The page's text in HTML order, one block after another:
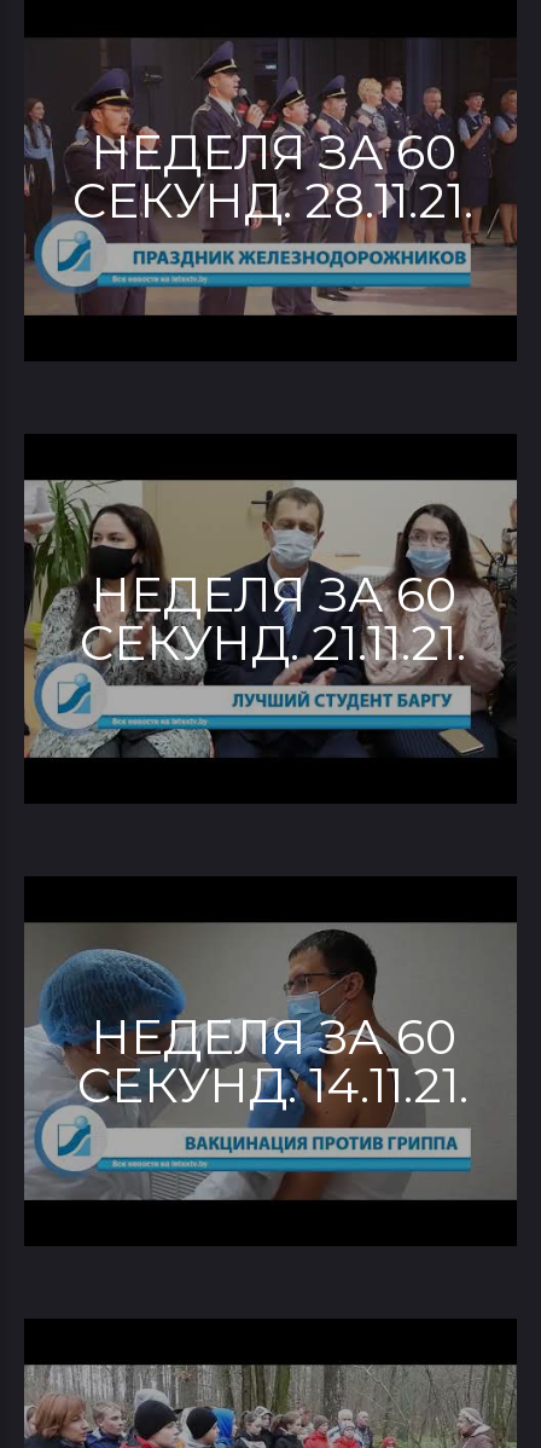
НЕДЕЛЯ ЗА 60
СЕКУНД. 28.11.21.
НЕДЕЛЯ ЗА 60
СЕКУНД. 21.11.21.
НЕДЕЛЯ ЗА 60
СЕКУНД. 14.11.21.